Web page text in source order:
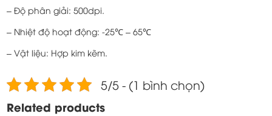
– Độ phân giải: 500dpi.
– Nhiệt độ hoạt động: -25℃ – 65℃
– Vật liệu: Hợp kim kẽm.
5/5 - (1 bình chọn)
Related products